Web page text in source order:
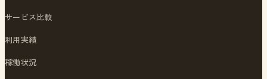
サービス比較
利用実績
稼働状況